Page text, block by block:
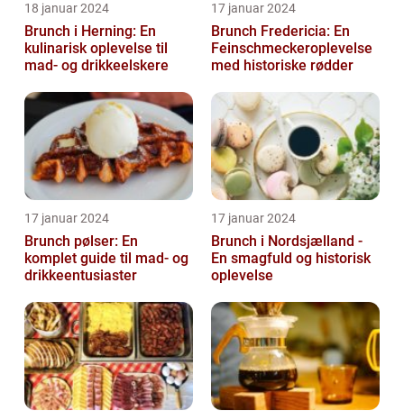
18 januar 2024
Brunch i Herning: En
kulinarisk oplevelse til
mad- og drikkeelskere
17 januar 2024
Brunch Fredericia: En
Feinschmeckeroplevelse
med historiske rødder
17 januar 2024
Brunch pølser: En
komplet guide til mad- og
drikkeentusiaster
17 januar 2024
Brunch i Nordsjælland -
En smagfuld og historisk
oplevelse